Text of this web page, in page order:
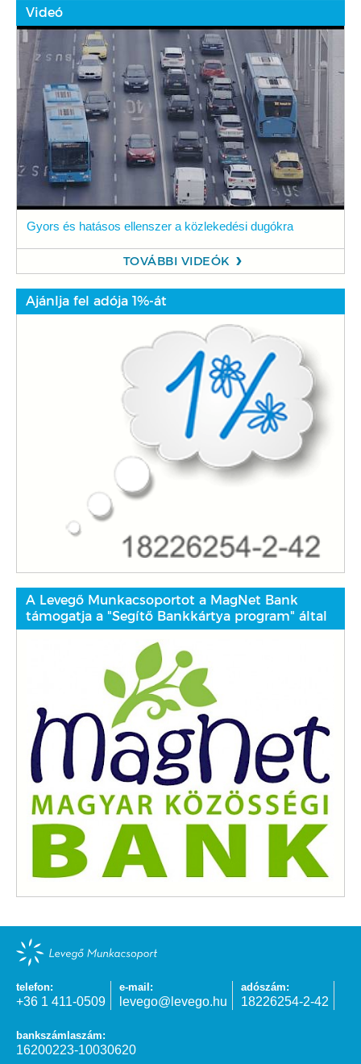
Videó
Gyors és hatásos ellenszer a közlekedési dugókra
TOVÁBBI VIDEÓK
Ajánlja fel adója 1%-át
A Levegő Munkacsoportot a MagNet Bank
támogatja a "Segítő Bankkártya program" által
telefon:
+36 1 411-0509
e-mail:
levego@levego.hu
adószám:
18226254-2-42
bankszámlaszám:
16200223-10030620